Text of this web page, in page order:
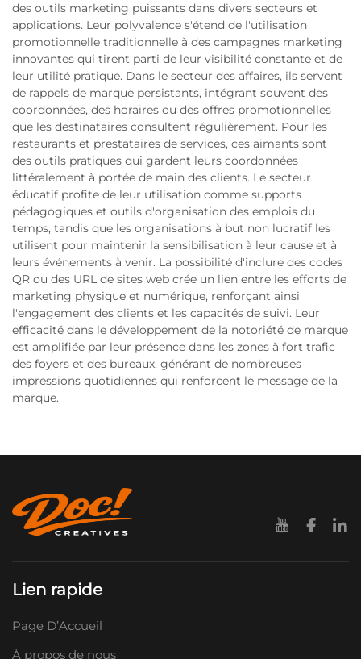
des outils marketing puissants dans divers secteurs et
applications. Leur polyvalence s'étend de l'utilisation
promotionnelle traditionnelle à des campagnes marketing
innovantes qui tirent parti de leur visibilité constante et de
leur utilité pratique. Dans le secteur des affaires, ils servent
de rappels de marque persistants, intégrant souvent des
coordonnées, des horaires ou des offres promotionnelles
que les destinataires consultent régulièrement. Pour les
restaurants et prestataires de services, ces aimants sont
des outils pratiques qui gardent leurs coordonnées
littéralement à portée de main des clients. Le secteur
éducatif profite de leur utilisation comme supports
pédagogiques et outils d'organisation des emplois du
temps, tandis que les organisations à but non lucratif les
utilisent pour maintenir la sensibilisation à leur cause et à
leurs événements à venir. La possibilité d'inclure des codes
QR ou des URL de sites web crée un lien entre les efforts de
marketing physique et numérique, renforçant ainsi
l'engagement des clients et les capacités de suivi. Leur
efficacité dans le développement de la notoriété de marque
est amplifiée par leur présence dans les zones à fort trafic
des foyers et des bureaux, générant de nombreuses
impressions quotidiennes qui renforcent le message de la
marque.
Lien rapide
Page D’Accueil
À propos de nous